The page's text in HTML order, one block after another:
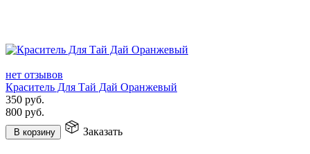
нет отзывов
Краситель Для Тай Дай Оранжевый
350 руб.
800 руб.
В корзину Заказать